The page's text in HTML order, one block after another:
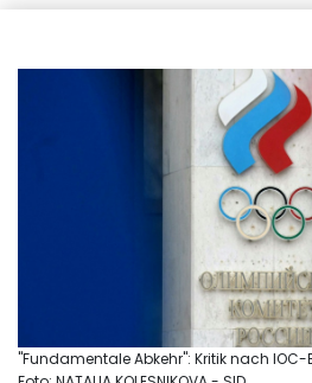
"Fundamentale Abkehr": Kritik nach